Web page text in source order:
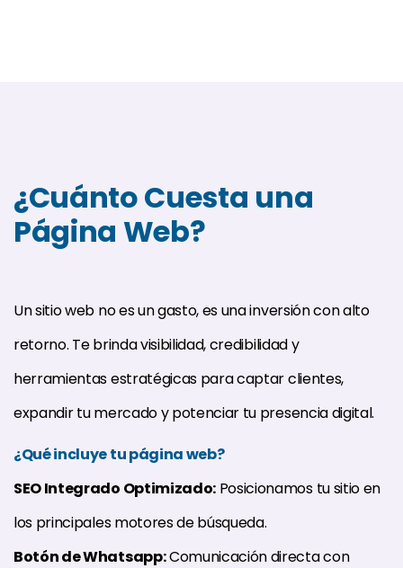
¿Cuánto Cuesta una
Página Web?
Un sitio web no es un gasto, es una inversión con alto
retorno. Te brinda visibilidad, credibilidad y
herramientas estratégicas para captar clientes,
expandir tu mercado y potenciar tu presencia digital.
¿Qué incluye tu página web?
SEO Integrado Optimizado: Posicionamos tu sitio en
los principales motores de búsqueda.
Botón de Whatsapp:Comunicación directa con